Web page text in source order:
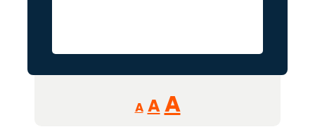
A
Reducir
tamaño
A Restablecer
AAumentar